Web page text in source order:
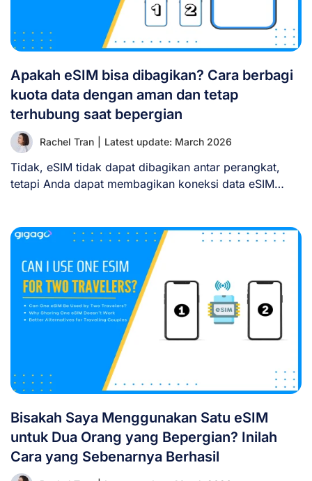
Apakah eSIM bisa dibagikan? Cara berbagi
kuota data dengan aman dan tetap
terhubung saat bepergian
Rachel Tran Latest update: March 2026
Tidak, eSIM tidak dapat dibagikan antar perangkat,
tetapi Anda dapat membagikan koneksi data eSIM
Bisakah Saya Menggunakan Satu eSIM
untuk Dua Orang yang Bepergian? Inilah
Cara yang Sebenarnya Berhasil